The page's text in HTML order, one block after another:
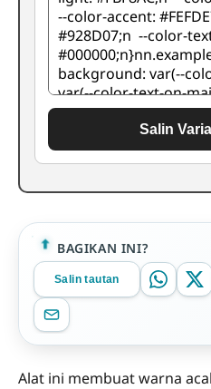
Salin
BAGIKAN INI?
Salin tautan
Alat ini membuat warna